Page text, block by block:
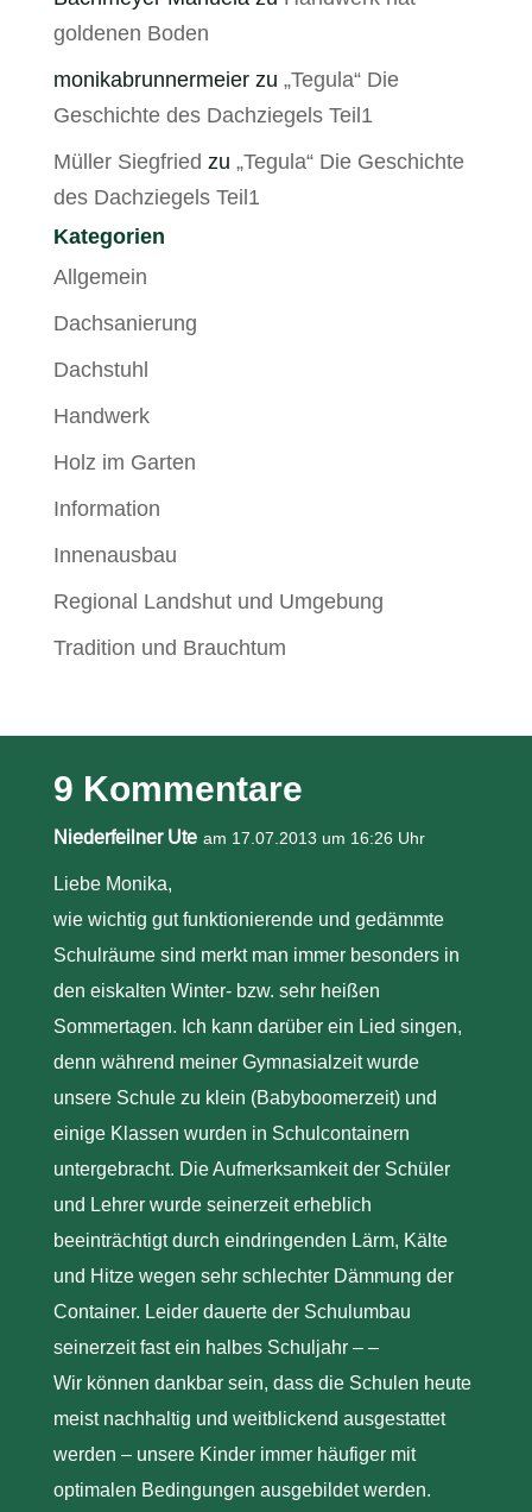
goldenen Boden
monikabrunnermeierzu „Tegula“ Die
Geschichte des Dachziegels Teil1
Müller Siegfried zu „Tegula“ Die Geschichte
des Dachziegels Teil1
Kategorien
Allgemein
Dachsanierung
Dachstuhl
Handwerk
Holz im Garten
Information
Innenausbau
Regional Landshut und Umgebung
Tradition und Brauchtum
9 Kommentare
Niederfeilner Ute am 17.07.2013 um 16:26 Uhr
Liebe Monika,
wie wichtig gut funktionierende und gedämmte
Schulräume sind merkt man immer besonders in
den eiskalten Winter- bzw. sehr heißen
Sommertagen. Ich kann darüber ein Lied singen,
denn während meiner Gymnasialzeit wurde
unsere Schule zu klein (Babyboomerzeit) und
einige Klassen wurden in Schulcontainern
untergebracht. Die Aufmerksamkeit der Schüler
und Lehrer wurde seinerzeit erheblich
beeinträchtigt durch eindringenden Lärm, Kälte
und Hitze wegen sehr schlechter Dämmung der
Container. Leider dauerte der Schulumbau
seinerzeit fast ein halbes Schuljahr – –
Wir können dankbar sein, dass die Schulen heute
meist nachhaltig und weitblickend ausgestattet
werden – unsere Kinder immer häufiger mit
optimalen Bedingungen ausgebildet werden.